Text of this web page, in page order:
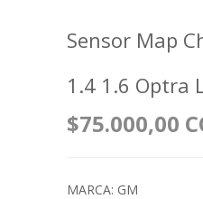
Sensor Map
1.4 1.6 Optra
$75.000,00
MARCA: GM